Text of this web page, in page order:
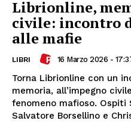
Librionline,
civile: incontro
alle mafie
LIBRI 16 Marzo 2026 -
Torna Librionline con un
memoria, all’impegno
fenomeno mafioso. Ospiti
Salvatore Borsellino e